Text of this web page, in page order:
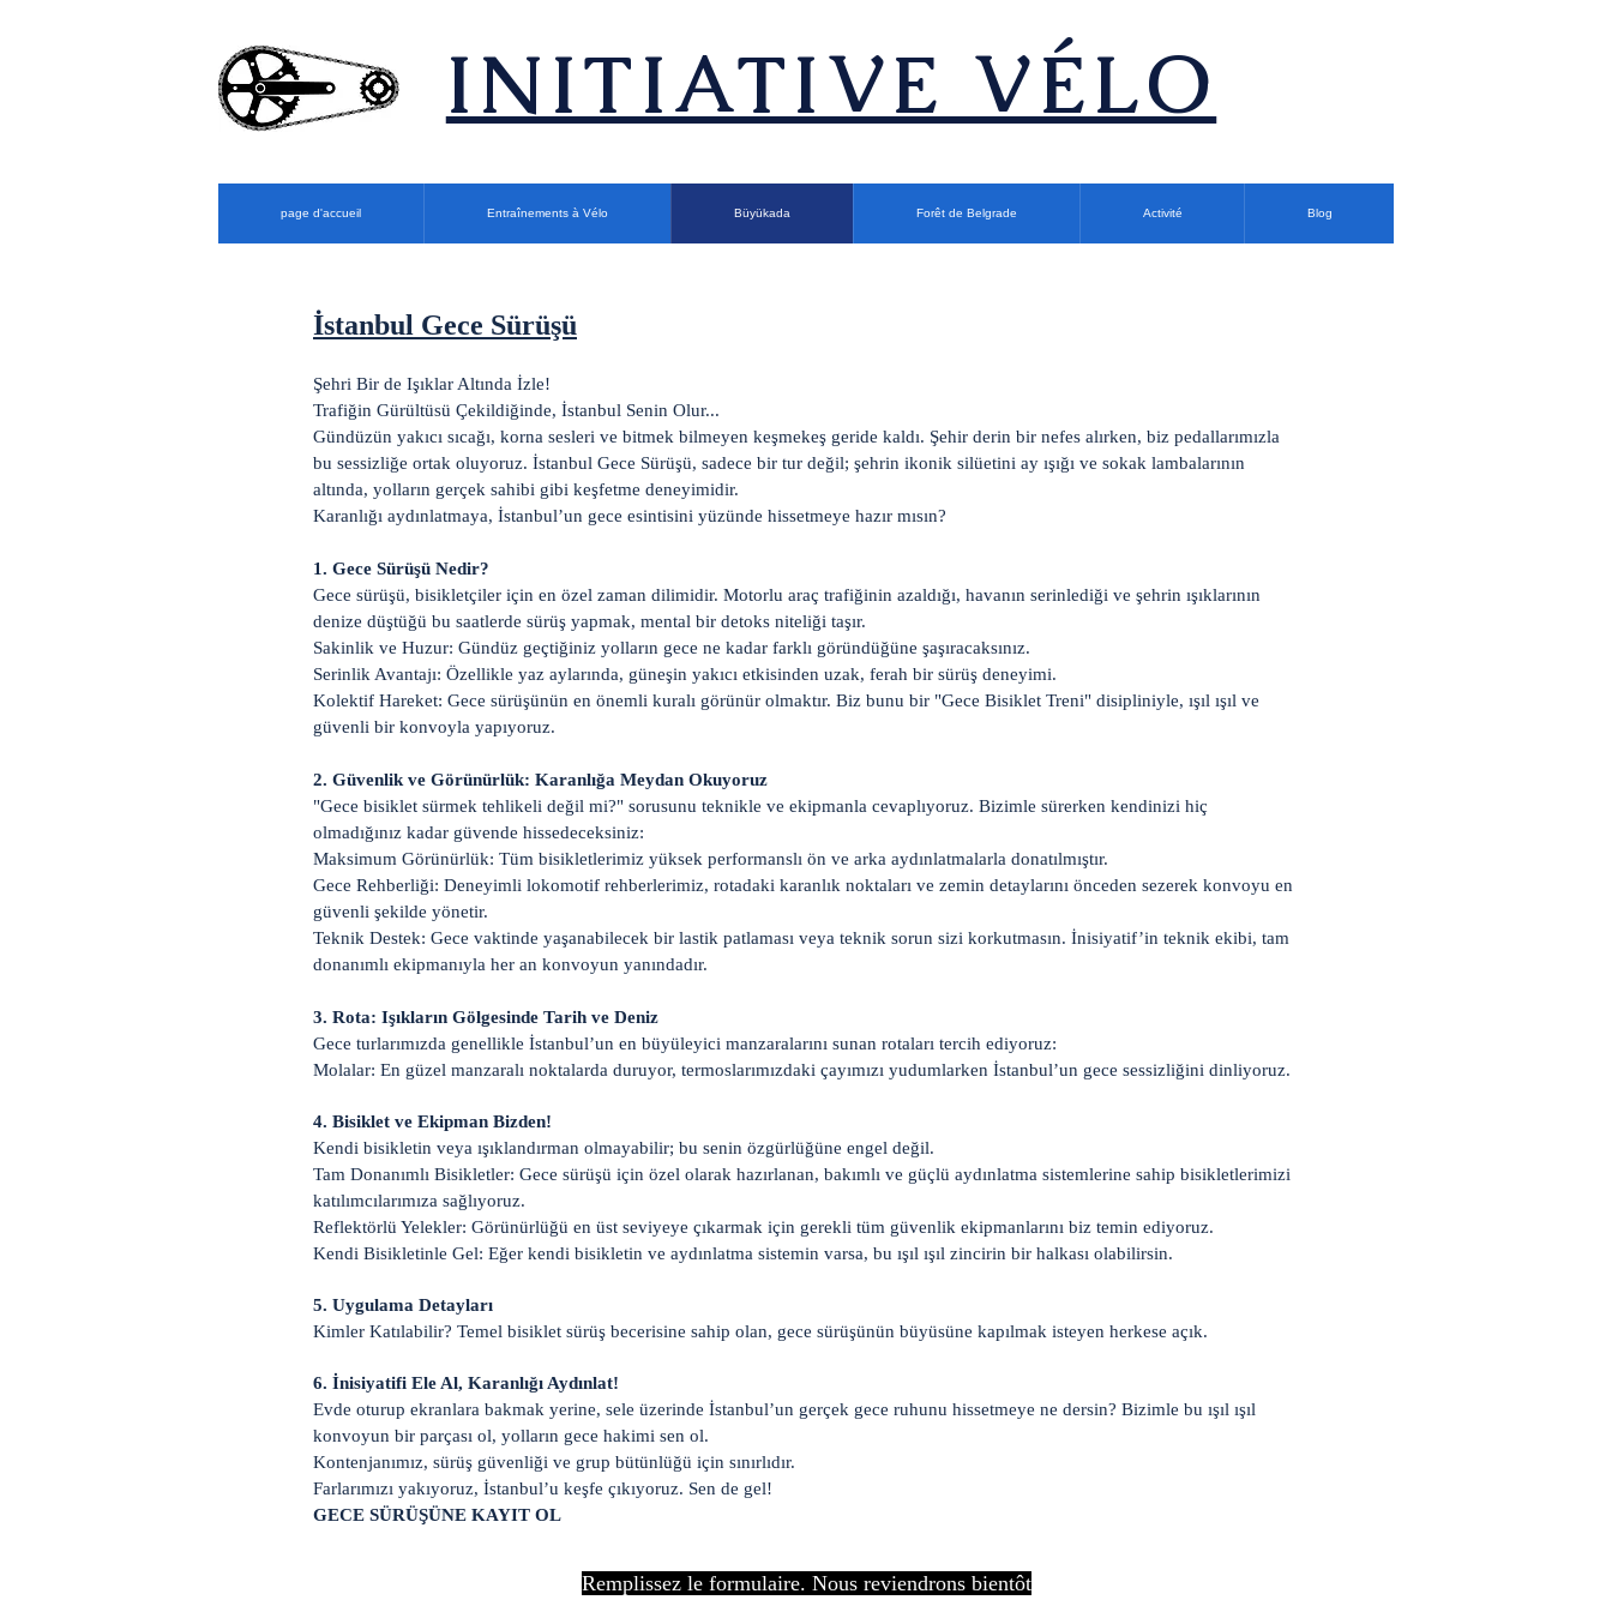
​INITIATIVE VÉLO
page d'accueil Entraînements à Vélo Büyükada Forêt de Belgrade Activité Blog
İstanbul Gece Sürüşü
Şehri Bir de Işıklar Altında İzle!
Trafiğin Gürültüsü Çekildiğinde, İstanbul Senin Olur...
Gündüzün yakıcı sıcağı, korna sesleri ve bitmek bilmeyen keşmekeş geride kaldı. Şehir derin bir nefes alırken, biz pedallarımızla
bu sessizliğe ortak oluyoruz. İstanbul Gece Sürüşü, sadece bir tur değil; şehrin ikonik silüetini ay ışığı ve sokak lambalarının
altında, yolların gerçek sahibi gibi keşfetme deneyimidir.
Karanlığı aydınlatmaya, İstanbul’un gece esintisini yüzünde hissetmeye hazır mısın?
1. Gece Sürüşü Nedir?
Gece sürüşü, bisikletçiler için en özel zaman dilimidir. Motorlu araç trafiğinin azaldığı, havanın serinlediği ve şehrin ışıklarının
denize düştüğü bu saatlerde sürüş yapmak, mental bir detoks niteliği taşır.
Sakinlik ve Huzur: Gündüz geçtiğiniz yolların gece ne kadar farklı göründüğüne şaşıracaksınız.
Serinlik Avantajı: Özellikle yaz aylarında, güneşin yakıcı etkisinden uzak, ferah bir sürüş deneyimi.
Kolektif Hareket: Gece sürüşünün en önemli kuralı görünür olmaktır. Biz bunu bir "Gece Bisiklet Treni" disipliniyle, ışıl ışıl ve
güvenli bir konvoyla yapıyoruz.
2. Güvenlik ve Görünürlük: Karanlığa Meydan Okuyoruz
"Gece bisiklet sürmek tehlikeli değil mi?" sorusunu teknikle ve ekipmanla cevaplıyoruz. Bizimle sürerken kendinizi hiç
olmadığınız kadar güvende hissedeceksiniz:
Maksimum Görünürlük: Tüm bisikletlerimiz yüksek performanslı ön ve arka aydınlatmalarla donatılmıştır.
Gece Rehberliği: Deneyimli lokomotif rehberlerimiz, rotadaki karanlık noktaları ve zemin detaylarını önceden sezerek konvoyu en
güvenli şekilde yönetir.
Teknik Destek: Gece vaktinde yaşanabilecek bir lastik patlaması veya teknik sorun sizi korkutmasın. İnisiyatif’in teknik ekibi, tam
donanımlı ekipmanıyla her an konvoyun yanındadır.
3. Rota: Işıkların Gölgesinde Tarih ve Deniz
Gece turlarımızda genellikle İstanbul’un en büyüleyici manzaralarını sunan rotaları tercih ediyoruz:
Molalar: En güzel manzaralı noktalarda duruyor, termoslarımızdaki çayımızı yudumlarken İstanbul’un gece sessizliğini dinliyoruz.
4. Bisiklet ve Ekipman Bizden!
Kendi bisikletin veya ışıklandırman olmayabilir; bu senin özgürlüğüne engel değil.
Tam Donanımlı Bisikletler: Gece sürüşü için özel olarak hazırlanan, bakımlı ve güçlü aydınlatma sistemlerine sahip bisikletlerimizi
katılımcılarımıza sağlıyoruz.
Reflektörlü Yelekler: Görünürlüğü en üst seviyeye çıkarmak için gerekli tüm güvenlik ekipmanlarını biz temin ediyoruz.
Kendi Bisikletinle Gel: Eğer kendi bisikletin ve aydınlatma sistemin varsa, bu ışıl ışıl zincirin bir halkası olabilirsin.
5. Uygulama Detayları
Kimler Katılabilir? Temel bisiklet sürüş becerisine sahip olan, gece sürüşünün büyüsüne kapılmak isteyen herkese açık.
6. İnisiyatifi Ele Al, Karanlığı Aydınlat!
Evde oturup ekranlara bakmak yerine, sele üzerinde İstanbul’un gerçek gece ruhunu hissetmeye ne dersin? Bizimle bu ışıl ışıl
konvoyun bir parçası ol, yolların gece hakimi sen ol.
Kontenjanımız, sürüş güvenliği ve grup bütünlüğü için sınırlıdır.
Farlarımızı yakıyoruz, İstanbul’u keşfe çıkıyoruz. Sen de gel!
GECE SÜRÜŞÜNE KAYIT OL
Remplissez le formulaire. Nous reviendrons bientôt